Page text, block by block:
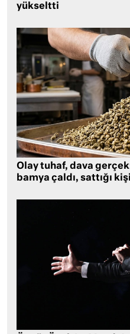
yükseltti
Olay tuhaf, dava
bamya çaldı, sattığı